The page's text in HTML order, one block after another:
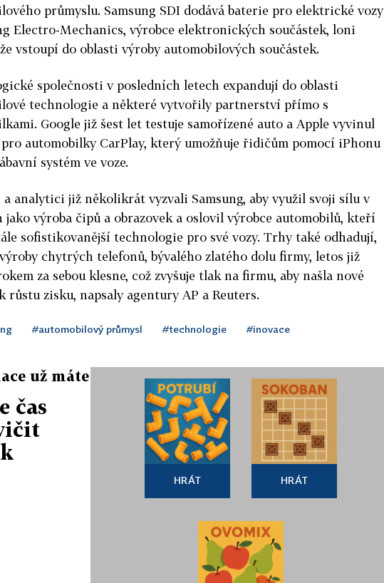
průmyslu. Samsung SDI dodává baterie pro elektrické vozy
Electro-Mechanics, výrobce elektronických součástek, loni
vstoupí do oblasti výroby automobilových součástek.
společnosti v posledních letech expandují do oblasti
technologie a některé vytvořily partnerství přímo s
Google již šest let testuje samořízené auto a Apple vyvinul
automobilky CarPlay, který umožňuje řidičům pomocí iPhonu
systém ve voze.
analytici již několikrát vyzvali Samsung, aby využil svoji sílu v
jako výroba čipů a obrazovek a oslovil výrobce automobilů, kteří
sofistikovanější technologie pro své vozy. Trhy také odhadují,
chytrých telefonů, bývalého zlatého dolu firmy, letos již
za sebou klesne, což zvyšuje tlak na firmu, aby našla nové
růstu zisku, napsaly agentury AP a Reuters.
#automobilový průmysl #technologie #inovace
už máte
čas
HRÁT HRÁT